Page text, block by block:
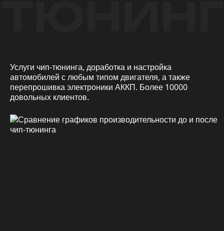
Услуги чип-тюнинга, доработка и настройка
автомобилей с любым типом двигателя, а также
перепрошивка электроники АККП. Более 10000
довольных клиентов.